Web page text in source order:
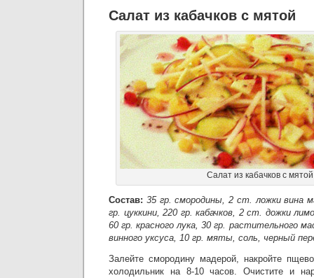
Салат из кабачков с мятой
Салат из кабачков с мятой
Состав: 35 гр. смородины, 2 ст. ложки вина
гр. цуккини, 220 гр. кабачков, 2 ст. дожки
60 гр. красного лука, 30 гр. растительного
винного уксуса, 10 гр. мяты, соль, черный
Залейте смородину мадерой, накройте
холодильник на 8-10 часов. Очистите и